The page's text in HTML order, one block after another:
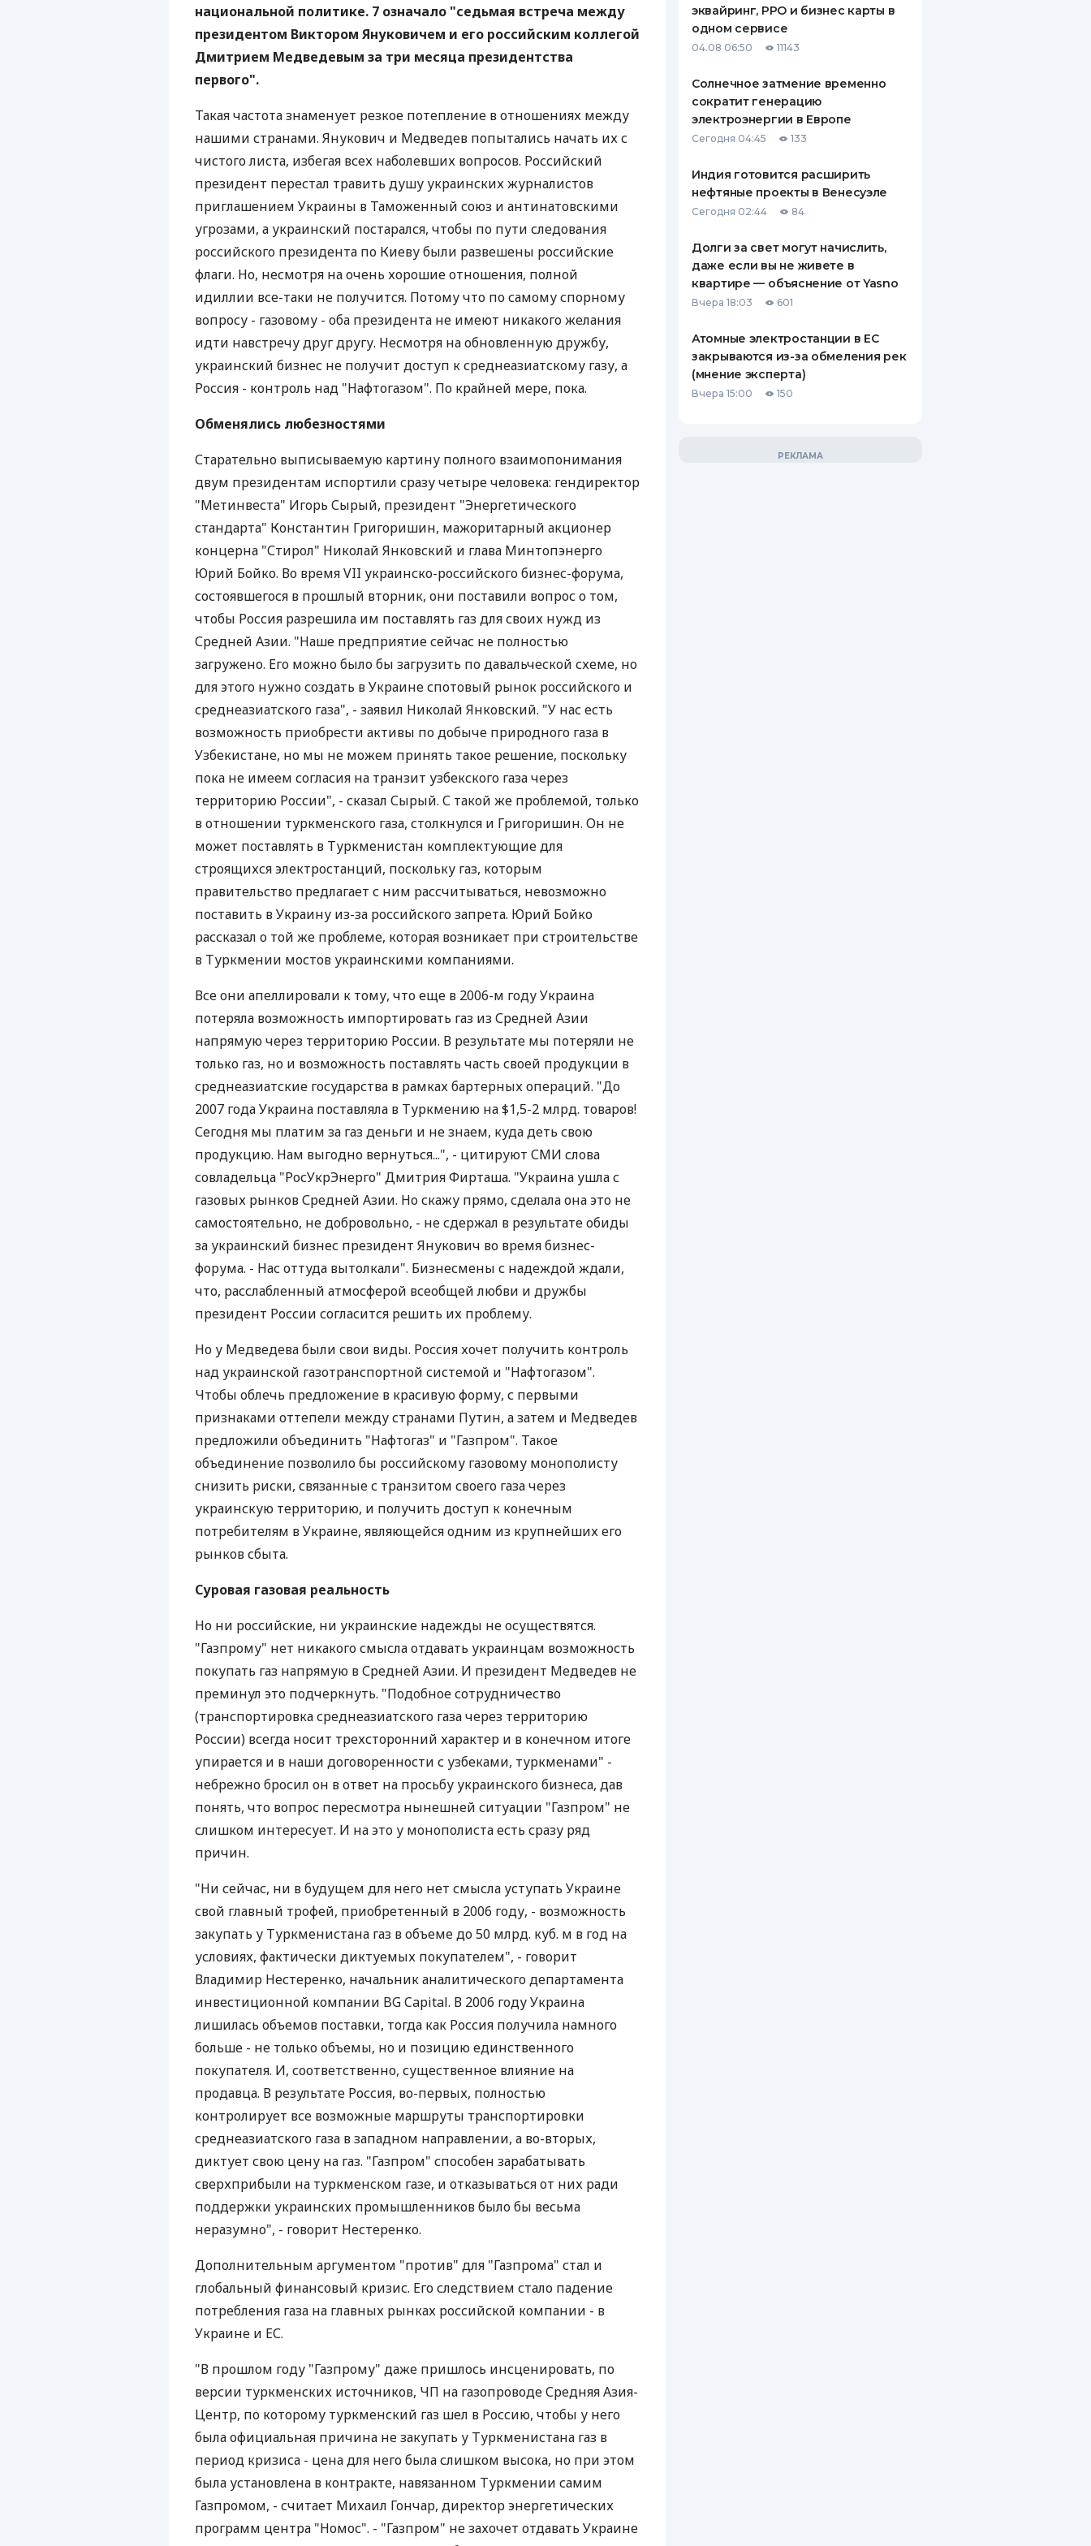
КЕШБЭКА
ПУТЕВОДИТЕЛИ ПО
СТРАХОВЫЕ КОМПАНИИ
ОТЗЫВЫ О СТРАХОВЫХ
ДОСТАВКА И ОПЛАТА
КОНТАКТЫ
национальной политике. 7 означало "седьмая встреча между
президентом Виктором Януковичем и его российским коллегой
Дмитрием Медведевым за три месяца президентства
первого".
Такая частота знаменует резкое потепление в отношениях между
нашими странами. Янукович и Медведев попытались начать их с
чистого листа, избегая всех наболевших вопросов. Российский
президент перестал травить душу украинских журналистов
приглашением Украины в Таможенный союз и антинатовскими
угрозами, а украинский постарался, чтобы по пути следования
российского президента по Киеву были развешены российские
флаги. Но, несмотря на очень хорошие отношения, полной
идиллии все-таки не получится. Потому что по самому спорному
вопросу - газовому - оба президента не имеют никакого желания
идти навстречу друг другу. Несмотря на обновленную дружбу,
украинский бизнес не получит доступ к среднеазиатскому газу, а
Россия - контроль над "Нафтогазом". По крайней мере, пока.
Обменялись любезностями
Старательно выписываемую картину полного взаимопонимания
двум президентам испортили сразу четыре человека: гендиректор
"Метинвеста" Игорь Сырый, президент "Энергетического
стандарта" Константин Григоришин, мажоритарный акционер
концерна "Стирол" Николай Янковский и глава Минтопэнерго
Юрий Бойко. Во время VII украинско-российского бизнес-форума,
состоявшегося в прошлый вторник, они поставили вопрос о том,
чтобы Россия разрешила им поставлять газ для своих нужд из
Средней Азии. "Наше предприятие сейчас не полностью
загружено. Его можно было бы загрузить по давальческой схеме, но
для этого нужно создать в Украине спотовый рынок российского и
среднеазиатского газа", - заявил Николай Янковский. "У нас есть
возможность приобрести активы по добыче природного газа в
Узбекистане, но мы не можем принять такое решение, поскольку
пока не имеем согласия на транзит узбекского газа через
территорию России", - сказал Сырый. С такой же проблемой, только
в отношении туркменского газа, столкнулся и Григоришин. Он не
может поставлять в Туркменистан комплектующие для
строящихся электростанций, поскольку газ, которым
правительство предлагает с ним рассчитываться, невозможно
поставить в Украину из-за российского запрета. Юрий Бойко
рассказал о той же проблеме, которая возникает при строительстве
в Туркмении мостов украинскими компаниями.
Все они апеллировали к тому, что еще в 2006-м году Украина
потеряла возможность импортировать газ из Средней Азии
напрямую через территорию России. В результате мы потеряли не
только газ, но и возможность поставлять часть своей продукции в
среднеазиатские государства в рамках бартерных операций. "До
2007 года Украина поставляла в Туркмению на $1,5-2 млрд. товаров!
Сегодня мы платим за газ деньги и не знаем, куда деть свою
продукцию. Нам выгодно вернуться...", - цитируют СМИ слова
совладельца "РосУкрЭнерго" Дмитрия Фирташа. "Украина ушла с
газовых рынков Средней Азии. Но скажу прямо, сделала она это не
самостоятельно, не добровольно, - не сдержал в результате обиды
за украинский бизнес президент Янукович во время бизнес-
форума. - Нас оттуда вытолкали". Бизнесмены с надеждой ждали,
что, расслабленный атмосферой всеобщей любви и дружбы
президент России согласится решить их проблему.
Но у Медведева были свои виды. Россия хочет получить контроль
над украинской газотранспортной системой и "Нафтогазом".
Чтобы облечь предложение в красивую форму, с первыми
признаками оттепели между странами Путин, а затем и Медведев
предложили объединить "Нафтогаз" и "Газпром". Такое
объединение позволило бы российскому газовому монополисту
снизить риски, связанные с транзитом своего газа через
украинскую территорию, и получить доступ к конечным
потребителям в Украине, являющейся одним из крупнейших его
рынков сбыта.
Суровая газовая реальность
Но ни российские, ни украинские надежды не осуществятся.
"Газпрому" нет никакого смысла отдавать украинцам возможность
покупать газ напрямую в Средней Азии. И президент Медведев не
преминул это подчеркнуть. "Подобное сотрудничество
(транспортировка среднеазиатского газа через территорию
России) всегда носит трехсторонний характер и в конечном итоге
упирается и в наши договоренности с узбеками, туркменами" -
небрежно бросил он в ответ на просьбу украинского бизнеса, дав
понять, что вопрос пересмотра нынешней ситуации "Газпром" не
слишком интересует. И на это у монополиста есть сразу ряд
причин.
"Ни сейчас, ни в будущем для него нет смысла уступать Украине
свой главный трофей, приобретенный в 2006 году, - возможность
закупать у Туркменистана газ в объеме до 50 млрд. куб. м в год на
условиях, фактически диктуемых покупателем", - говорит
Владимир Нестеренко, начальник аналитического департамента
инвестиционной компании BG Capital. В 2006 году Украина
лишилась объемов поставки, тогда как Россия получила намного
больше - не только объемы, но и позицию единственного
покупателя. И, соответственно, существенное влияние на
продавца. В результате Россия, во-первых, полностью
контролирует все возможные маршруты транспортировки
среднеазиатского газа в западном направлении, а во-вторых,
диктует свою цену на газ. "Газпром" способен зарабатывать
сверхприбыли на туркменском газе, и отказываться от них ради
поддержки украинских промышленников было бы весьма
неразумно", - говорит Нестеренко.
Дополнительным аргументом "против" для "Газпрома" стал и
глобальный финансовый кризис. Его следствием стало падение
потребления газа на главных рынках российской компании - в
Украине и ЕС.
"В прошлом году "Газпрому" даже пришлось инсценировать, по
версии туркменских источников, ЧП на газопроводе Средняя Азия-
Центр, по которому туркменский газ шел в Россию, чтобы у него
была официальная причина не закупать у Туркменистана газ в
период кризиса - цена для него была слишком высока, но при этом
была установлена в контракте, навязанном Туркмении самим
Газпромом, - считает Михаил Гончар, директор энергетических
программ центра "Номос". - "Газпром" не захочет отдавать Украине
эквайринг, РРО и бизнес карты в
одном сервисе
04.08 06:50 11143
Солнечное затмение временно
сократит генерацию
электроэнергии в Европе
Сегодня 04:45 133
Индия готовится расширить
нефтяные проекты в Венесуэле
Сегодня 02:44 84
Долги за свет могут начислить,
даже если вы не живете в
квартире — объяснение от Yasno
Вчера 18:03 601
Атомные электростанции в ЕС
закрываются из-за обмеления рек
(мнение эксперта)
Вчера 15:00 150